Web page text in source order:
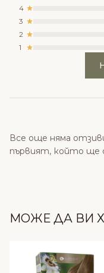
4
3
2
1
Все още няма
първият, който ще
МОЖЕ ДА ВИ